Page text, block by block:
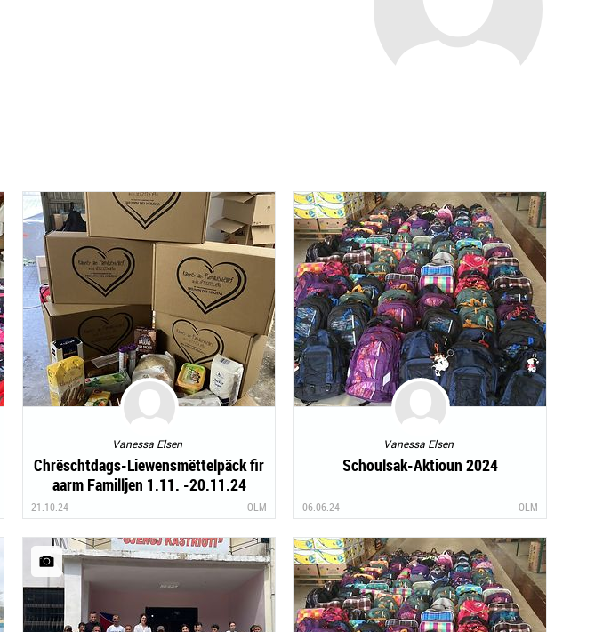
Vanessa Elsen
Chrëschtdags-Liewensmëttelpäck fir
aarm Familljen 1.11. -20.11.24
21.10.24 OLM
Vanessa Elsen
Schoulsak-Aktioun 2024
06.06.24 OLM